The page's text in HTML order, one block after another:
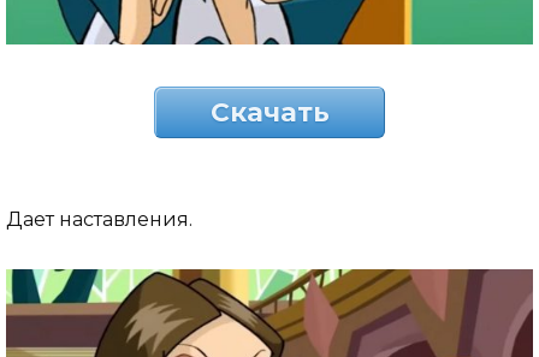
Скачать
Дает наставления.